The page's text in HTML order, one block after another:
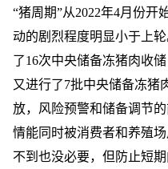
“猪周期”从2022年4月份开
动的剧烈程度明显小于上
了16次中央储备冻猪肉收
又进行了7批中央储备冻猪
放，风险预警和储备调节
情能同时被消费者和养殖
不到也没必要，但防止短